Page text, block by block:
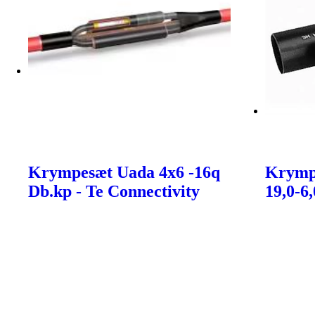
Krympesæt Uada 4x6 -16q
Db.kp - Te Connectivity
19,0-